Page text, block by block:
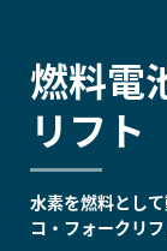
燃料電
リフト
水素を燃料とし
コ・フォークリフ